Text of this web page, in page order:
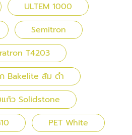
ULTEM 1000
Semitron
T4203
Bakelite ส้ม ดำ
แก้ว Solidstone
PET White